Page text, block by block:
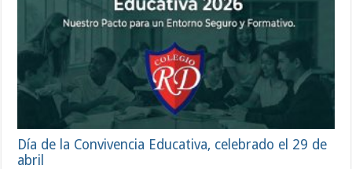
Día de la Convivencia Educativa, celebrado el 29 de
abril